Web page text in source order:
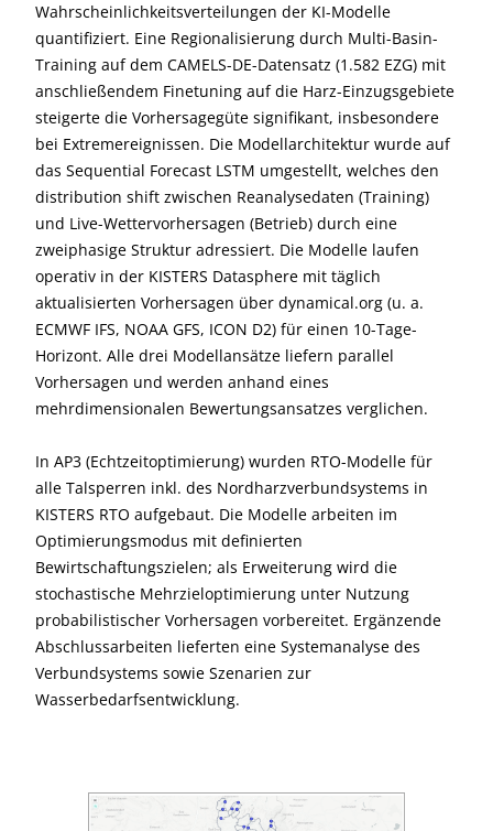
Wahrscheinlichkeitsverteilungen der KI-Modelle
quantifiziert. Eine Regionalisierung durch Multi-Basin-
Training auf dem CAMELS-DE-Datensatz (1.582 EZG) mit
anschließendem Finetuning auf die Harz-Einzugsgebiete
steigerte die Vorhersagegüte signifikant, insbesondere
bei Extremereignissen. Die Modellarchitektur wurde auf
das Sequential Forecast LSTM umgestellt, welches den
distribution shift zwischen Reanalysedaten (Training)
und Live-Wettervorhersagen (Betrieb) durch eine
zweiphasige Struktur adressiert. Die Modelle laufen
operativ in der KISTERS Datasphere mit täglich
aktualisierten Vorhersagen über dynamical.org (u. a.
ECMWF IFS, NOAA GFS, ICON D2) für einen 10-Tage-
Horizont. Alle drei Modellansätze liefern parallel
Vorhersagen und werden anhand eines
mehrdimensionalen Bewertungsansatzes verglichen.
In AP3 (Echtzeitoptimierung) wurden RTO-Modelle für
alle Talsperren inkl. des Nordharzverbundsystems in
KISTERS RTO aufgebaut. Die Modelle arbeiten im
Optimierungsmodus mit definierten
Bewirtschaftungszielen; als Erweiterung wird die
stochastische Mehrzieloptimierung unter Nutzung
probabilistischer Vorhersagen vorbereitet. Ergänzende
Abschlussarbeiten lieferten eine Systemanalyse des
Verbundsystems sowie Szenarien zur
Wasserbedarfsentwicklung.